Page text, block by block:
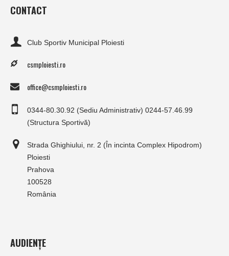
CONTACT
Club Sportiv Municipal Ploiesti
csmploiesti.ro
office@csmploiesti.ro
0344-80.30.92 (Sediu Administrativ) 0244-57.46.99
(Structura Sportivă)
Strada Ghighiului, nr. 2 (În incinta Complex Hipodrom)
Ploiesti
Prahova
100528
România
AUDIENȚE